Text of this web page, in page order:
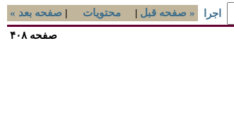
« صفحه بعد | محتويات | صفحه قبل »
اجرا